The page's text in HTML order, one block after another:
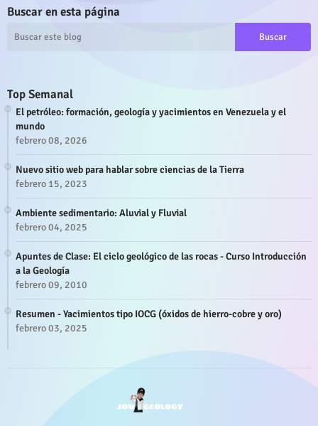
Buscar en esta página
Top Semanal
El petróleo: formación, geología y yacimientos en Venezuela y el
mundo
febrero 08, 2026
Nuevo sitio web para hablar sobre ciencias de la Tierra
febrero 15, 2023
Ambiente sedimentario: Aluvial y Fluvial
febrero 04, 2025
Apuntes de Clase: El ciclo geológico de las rocas - Curso Introducción
a la Geología
febrero 09, 2010
Resumen - Yacimientos tipo IOCG (óxidos de hierro-cobre y oro)
febrero 03, 2025